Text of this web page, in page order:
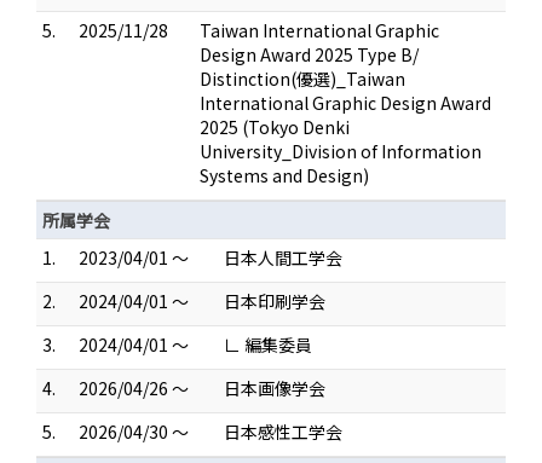
5.
2025/11/28
Taiwan International Graphic
Design Award 2025 Type B/
Distinction(優選)_Taiwan
International Graphic Design Award
2025 (Tokyo Denki
University_Division of Information
Systems and Design)
所属学会
1.
2023/04/01 ～
日本人間工学会
2.
2024/04/01 ～
日本印刷学会
3.
2024/04/01 ～
∟ 編集委員
4.
2026/04/26 ～
日本画像学会
5.
2026/04/30 ～
日本感性工学会